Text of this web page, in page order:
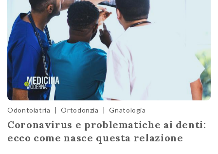
Odontoiatria | Ortodonzia | Gnatologia
Coronavirus e problematiche ai denti:
ecco come nasce questa relazione